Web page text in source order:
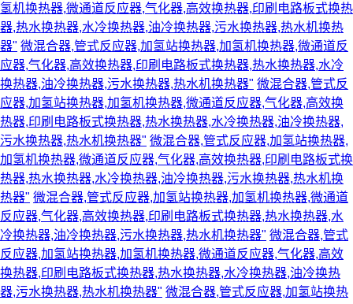
氢机换热器,微通道反应器,气化器,高效换热器,印刷电路板式换热
器,热水换热器,水冷换热器,油冷换热器,污水换热器,热水机换热
器" 微混合器,管式反应器,加氢站换热器,加氢机换热器,微通道反
应器,气化器,高效换热器,印刷电路板式换热器,热水换热器,水冷
换热器,油冷换热器,污水换热器,热水机换热器" 微混合器,管式反
应器,加氢站换热器,加氢机换热器,微通道反应器,气化器,高效换
热器,印刷电路板式换热器,热水换热器,水冷换热器,油冷换热器,
污水换热器,热水机换热器" 微混合器,管式反应器,加氢站换热器,
加氢机换热器,微通道反应器,气化器,高效换热器,印刷电路板式换
热器,热水换热器,水冷换热器,油冷换热器,污水换热器,热水机换
热器" 微混合器,管式反应器,加氢站换热器,加氢机换热器,微通道
反应器,气化器,高效换热器,印刷电路板式换热器,热水换热器,水
冷换热器,油冷换热器,污水换热器,热水机换热器" 微混合器,管式
反应器,加氢站换热器,加氢机换热器,微通道反应器,气化器,高效
换热器,印刷电路板式换热器,热水换热器,水冷换热器,油冷换热
器,污水换热器,热水机换热器" 微混合器,管式反应器,加氢站换热